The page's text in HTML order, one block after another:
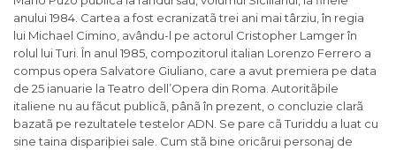
anului 1984. Cartea a fost ecranizatã trei ani mai târziu, în regia
lui Michael Cimino, avându-l pe actorul Cristopher Lamger în
rolul lui Turi. În anul 1985, compozitorul italian Lorenzo Ferrero a
compus opera Salvatore Giuliano, care a avut premiera pe data
de 25 ianuarie la Teatro dell’Opera din Roma. Autoritãþile
italiene nu au fãcut publicã, pânã în prezent, o concluzie clarã
bazatã pe rezultatele testelor ADN. Se pare cã Turiddu a luat cu
sine taina dispariþiei sale. Cum stã bine oricãrui personaj de